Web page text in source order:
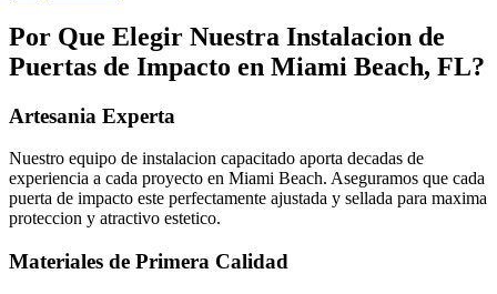
Por Que Elegir Nuestra Instalacion de
Puertas de Impacto en Miami Beach, FL?
Artesania Experta
Nuestro equipo de instalacion capacitado aporta decadas de
experiencia a cada proyecto en Miami Beach. Aseguramos que cada
puerta de impacto este perfectamente ajustada y sellada para maxima
proteccion y atractivo estetico.
Materiales de Primera Calidad